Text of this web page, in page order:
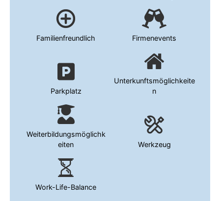
Familienfreundlich Firmenevents
Parkplatz
Unterkunftsmöglichkeite
n
Weiterbildungsmöglichk
eiten
Werkzeug
Work-Life-Balance